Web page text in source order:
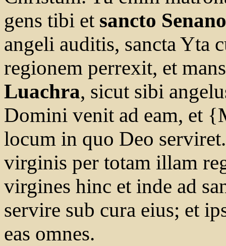
gens tibi et sancto Senano
angeli auditis, sancta Yta
regionem perrexit, et
Luachra, sicut sibi
Domini venit ad eam, et
locum in quo Deo
virginis per totam illam
virgines hinc et inde ad
servire sub cura eius; et
eas omnes.